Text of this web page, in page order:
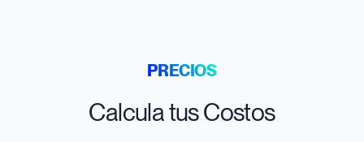
PRECIOS
Calcula tus Costos